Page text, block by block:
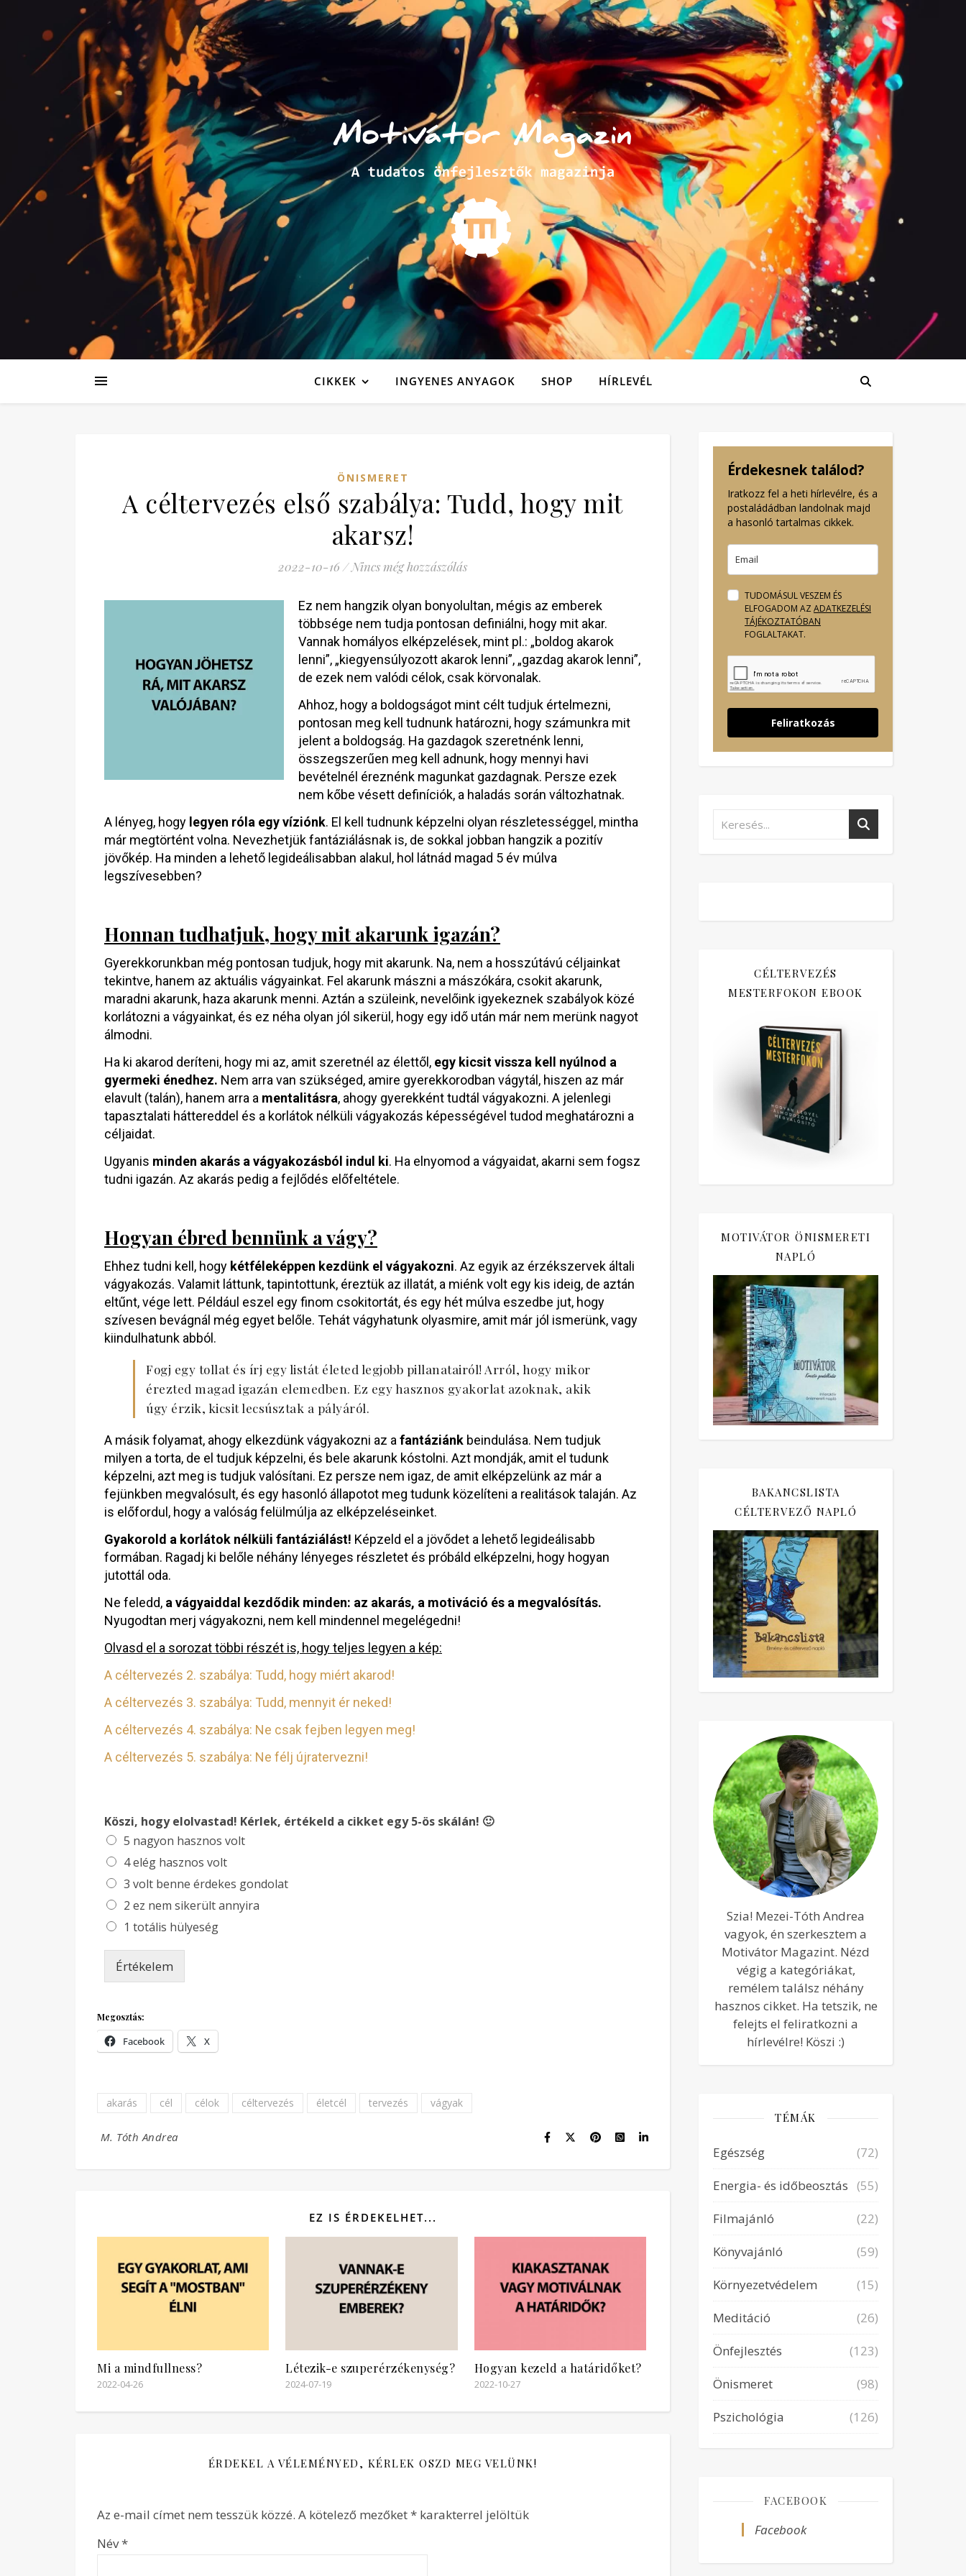
CIKKEK INGYENES ANYAGOK SHOP HÍRLEVÉL
ÖNISMERET
A céltervezés első szabálya: Tudd, hogy mit
akarsz!
2022-10-16/ Nincs még hozzászólás
Ez nem hangzik olyan bonyolultan, mégis az emberek
többsége nem tudja pontosan definiálni, hogy mit akar.
Vannak homályos elképzelések, mint pl.: „boldog akarok
lenni”, „kiegyensúlyozott akarok lenni”, „gazdag akarok lenni”,
de ezek nem valódi célok, csak körvonalak.
Ahhoz, hogy a boldogságot mint célt tudjuk értelmezni,
pontosan meg kell tudnunk határozni, hogy számunkra mit
jelent a boldogság. Ha gazdagok szeretnénk lenni,
összegszerűen meg kell adnunk, hogy mennyi havi
bevételnél éreznénk magunkat gazdagnak. Persze ezek
nem kőbe vésett definíciók, a haladás során változhatnak.
A lényeg, hogy legyen róla egy víziónk. El kell tudnunk képzelni olyan részletességgel, mintha
már megtörtént volna. Nevezhetjük fantáziálásnak is, de sokkal jobban hangzik a pozitív
jövőkép. Ha minden a lehető legideálisabban alakul, hol látnád magad 5 év múlva
legszívesebben?
Honnan tudhatjuk, hogy mit akarunk igazán?
Gyerekkorunkban még pontosan tudjuk, hogy mit akarunk. Na, nem a hosszútávú céljainkat
tekintve, hanem az aktuális vágyainkat. Fel akarunk mászni a mászókára, csokit akarunk,
maradni akarunk, haza akarunk menni. Aztán a szüleink, nevelőink igyekeznek szabályok közé
korlátozni a vágyainkat, és ez néha olyan jól sikerül, hogy egy idő után már nem merünk nagyot
álmodni.
Ha ki akarod deríteni, hogy mi az, amit szeretnél az élettől, egy kicsit vissza kell nyúlnod a
gyermeki énedhez. Nem arra van szükséged, amire gyerekkorodban vágytál, hiszen az már
elavult (talán), hanem arra a mentalitásra, ahogy gyerekként tudtál vágyakozni. A jelenlegi
tapasztalati háttereddel és a korlátok nélküli vágyakozás képességével tudod meghatározni a
céljaidat.
Ugyanis minden akarás a vágyakozásból indul ki. Ha elnyomod a vágyaidat, akarni sem fogsz
tudni igazán. Az akarás pedig a fejlődés előfeltétele.
Hogyan ébred bennünk a vágy?
Ehhez tudni kell, hogy kétféleképpen kezdünk el vágyakozni. Az egyik az érzékszervek általi
vágyakozás. Valamit láttunk, tapintottunk, éreztük az illatát, a miénk volt egy kis ideig, de aztán
eltűnt, vége lett. Például eszel egy finom csokitortát, és egy hét múlva eszedbe jut, hogy
szívesen bevágnál még egyet belőle. Tehát vágyhatunk olyasmire, amit már jól ismerünk, vagy
kiindulhatunk abból.
Fogj egy tollat és írj egy listát életed legjobb pillanatairól! Arról, hogy mikor
érezted magad igazán elemedben. Ez egy hasznos gyakorlat azoknak, akik
úgy érzik, kicsit lecsúsztak a pályáról.
A másik folyamat, ahogy elkezdünk vágyakozni az a fantáziánk beindulása. Nem tudjuk
milyen a torta, de el tudjuk képzelni, és bele akarunk kóstolni. Azt mondják, amit el tudunk
képzelni, azt meg is tudjuk valósítani. Ez persze nem igaz, de amit elképzelünk az már a
fejünkben megvalósult, és egy hasonló állapotot meg tudunk közelíteni a realitások talaján. Az
is előfordul, hogy a valóság felülmúlja az elképzeléseinket.
Gyakorold a korlátok nélküli fantáziálást! Képzeld el a jövődet a lehető legideálisabb
formában. Ragadj ki belőle néhány lényeges részletet és próbáld elképzelni, hogy hogyan
jutottál oda.
Ne feledd, a vágyaiddal kezdődik minden: az akarás, a motiváció és a megvalósítás.
Nyugodtan merj vágyakozni, nem kell mindennel megelégedni!
Olvasd el a sorozat többi részét is, hogy teljes legyen a kép:
A céltervezés 2. szabálya: Tudd, hogy miért akarod!
A céltervezés 3. szabálya: Tudd, mennyit ér neked!
A céltervezés 4. szabálya: Ne csak fejben legyen meg!
A céltervezés 5. szabálya: Ne félj újratervezni!
Köszi, hogy elolvastad! Kérlek, értékeld a cikket egy 5-ös skálán! 🙂
5 nagyon hasznos volt
4 elég hasznos volt
3 volt benne érdekes gondolat
2 ez nem sikerült annyira
1 totális hülyeség
Értékelem
Megosztás:
Facebook X
akarás cél célok céltervezés életcél tervezés vágyak
M. Tóth Andrea
EZ IS ÉRDEKELHET...
Mi a mindfullness?
2022-04-26
Létezik-e szuperérzékenység?
2024-07-19
Hogyan kezeld a határidőket?
2022-10-27
ÉRDEKEL A VÉLEMÉNYED, KÉRLEK OSZD MEG VELÜNK!
Az e-mail címet nem tesszük közzé. A kötelező mezőket* karakterrel jelöltük
Név*
Érdekesnek találod?
Iratkozz fel a heti hírlevélre, és a
postaládádban landolnak majd
a hasonló tartalmas cikkek.
TUDOMÁSUL VESZEM ÉS
ELFOGADOM AZ ADATKEZELÉSI
TÁJÉKOZTATÓBAN
FOGLALTAKAT.
Feliratkozás
CÉLTERVEZÉS
MESTERFOKON EBOOK
MOTIVÁTOR ÖNISMERETI
NAPLÓ
BAKANCSLISTA
CÉLTERVEZŐ NAPLÓ
Szia! Mezei-Tóth Andrea
vagyok, én szerkesztem a
Motivátor Magazint. Nézd
végig a kategóriákat,
remélem találsz néhány
hasznos cikket. Ha tetszik, ne
felejts el feliratkozni a
hírlevélre! Köszi :)
TÉMÁK
Egészség
(72)
Energia- és időbeosztás (55)
Filmajánló
(22)
Könyvajánló
(59)
Környezetvédelem
(15)
Meditáció
(26)
Önfejlesztés
(123)
Önismeret
(98)
Pszichológia
(126)
FACEBOOK
Facebook